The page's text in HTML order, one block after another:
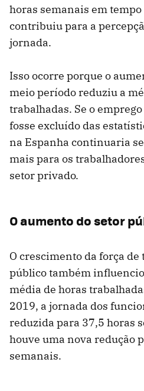
horas semanais em
contribuiu para a
jornada.
Isso ocorre porque o
meio período reduziu a
trabalhadas. Se o
fosse excluído das
na Espanha continuaria
mais para os
setor privado.
O aumento do setor
O crescimento da força
público também
média de horas
2019, a jornada dos
reduzida para 37,5 horas
houve uma nova redução
semanais.